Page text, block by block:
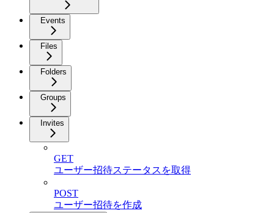
Events
Files
Folders
Groups
Invites
GET
ユーザー招待ステータスを取得
POST
ユーザー招待を作成